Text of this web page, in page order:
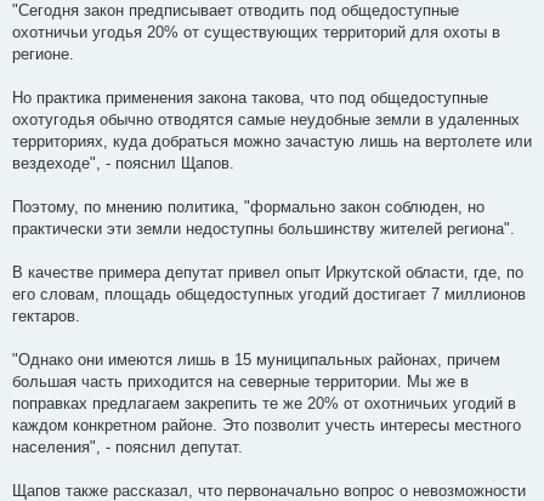
"Сегодня закон предписывает отводить под общедоступные
охотничьи угодья 20% от существующих территорий для охоты в
регионе.
Но практика применения закона такова, что под общедоступные
охотугодья обычно отводятся самые неудобные земли в удаленных
территориях, куда добраться можно зачастую лишь на вертолете или
вездеходе", - пояснил Щапов.
Поэтому, по мнению политика, "формально закон соблюден, но
практически эти земли недоступны большинству жителей региона".
В качестве примера депутат привел опыт Иркутской области, где, по
его словам, площадь общедоступных угодий достигает 7 миллионов
гектаров.
"Однако они имеются лишь в 15 муниципальных районах, причем
большая часть приходится на северные территории. Мы же в
поправках предлагаем закрепить те же 20% от охотничьих угодий в
каждом конкретном районе. Это позволит учесть интересы местного
населения", - пояснил депутат.
Щапов также рассказал, что первоначально вопрос о невозможности